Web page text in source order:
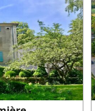
Séminaire Ain (01)